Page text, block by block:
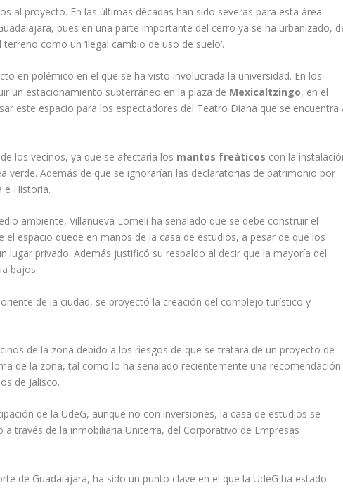
al proyecto. En las últimas décadas han sido severas para esta área
pues en una parte importante del cerro ya se ha urbanizado,
como un ‘ilegal cambio de uso de suelo’.
en polémico en el que se ha visto involucrada la universidad. En los
un estacionamiento subterráneo en la plaza de Mexicaltzingo, en el
este espacio para los espectadores del Teatro Diana que se encuentra
los vecinos, ya que se afectaría los mantos freáticos con la
verde. Además de que se ignorarían las declaratorias de patrimonio por
e Historia.
ambiente, Villanueva Lomelí ha señalado que se debe construir el
espacio quede en manos de la casa de estudios, a pesar de que los
lugar privado. Además justificó su respaldo al decir que la mayoría del
bajos.
de la ciudad, se proyectó la creación del complejo turístico y
de la zona debido a los riesgos de que se tratara de un proyecto de
de la zona, tal como lo ha señalado recientemente una recomendación
de Jalisco.
de la UdeG, aunque no con inversiones, la casa de estudios se
través de la inmobiliaria Uniterra, del Corporativo de Empresas
de Guadalajara, ha sido un punto clave en el que la UdeG ha estado